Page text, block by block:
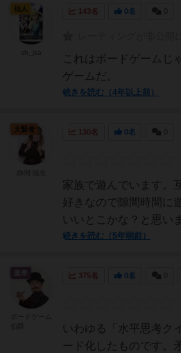
143名 0名
これはボードゲームじ
ゲームだ。
続きを読む（4年以上前）
仙人
130名 0名
家族で遊んでいます。
好きなので隙間時間に
いいとこかな？と思い
続きを読む（5年弱前）
大賢者
375名 0名
いわゆる「水平思考ク
ード化したものです。
皇帝